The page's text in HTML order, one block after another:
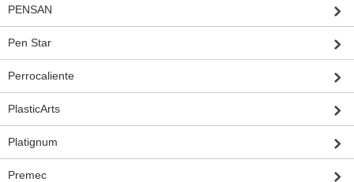
PENSAN
Pen Star
Perrocaliente
PlasticArts
Platignum
Premec